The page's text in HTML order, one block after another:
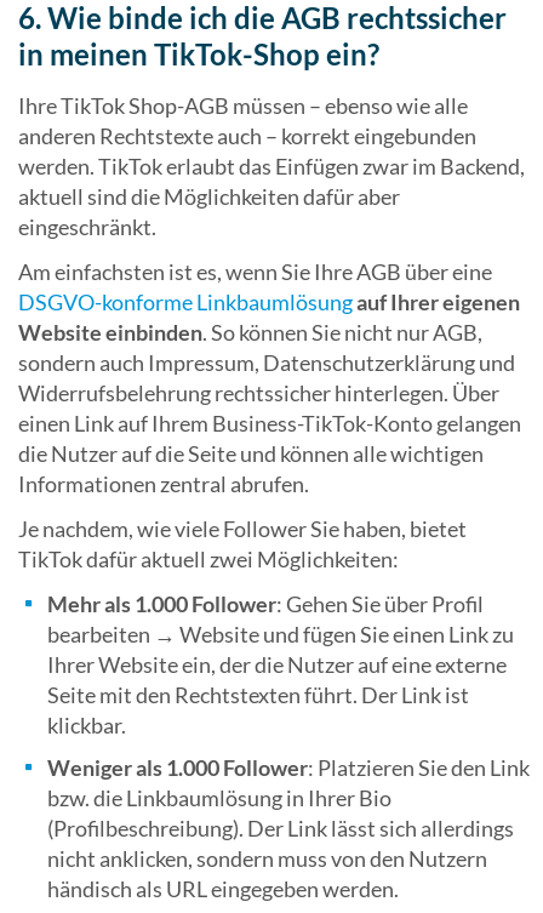
6. Wie binde ich die AGB rechtssicher
in meinen TikTok-Shop ein?
Ihre TikTok Shop-AGB müssen – ebenso wie alle
anderen Rechtstexte auch – korrekt eingebunden
werden. TikTok erlaubt das Einfügen zwar im Backend,
aktuell sind die Möglichkeiten dafür aber
eingeschränkt.
Am einfachsten ist es, wenn Sie Ihre AGB über eine
DSGVO-konforme Linkbaumlösungauf Ihrer eigenen
Website einbinden. So können Sie nicht nur AGB,
sondern auch Impressum, Datenschutzerklärung und
Widerrufsbelehrung rechtssicher hinterlegen. Über
einen Link auf Ihrem Business-TikTok-Konto gelangen
die Nutzer auf die Seite und können alle wichtigen
Informationen zentral abrufen.
Je nachdem, wie viele Follower Sie haben, bietet
TikTok dafür aktuell zwei Möglichkeiten:
Mehr als 1.000 Follower: Gehen Sie über Profil
bearbeiten → Website und fügen Sie einen Link zu
Ihrer Website ein, der die Nutzer auf eine externe
Seite mit den Rechtstexten führt. Der Link ist
klickbar.
Weniger als 1.000 Follower: Platzieren Sie den Link
bzw. die Linkbaumlösung in Ihrer Bio
(Profilbeschreibung). Der Link lässt sich allerdings
nicht anklicken, sondern muss von den Nutzern
händisch als URL eingegeben werden.